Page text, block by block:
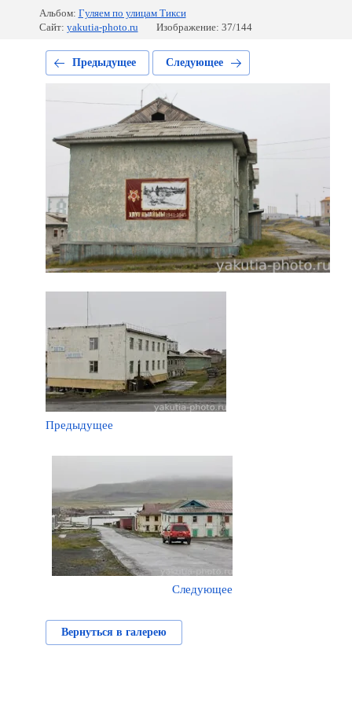
Альбом: Гуляем по улицам Тикси
Сайт: yakutia-photo.ru Изображение: 37/144
Предыдущее Следующее
Предыдущее
Следующее
Вернуться в галерею